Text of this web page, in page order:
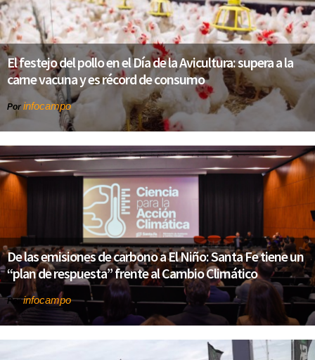
El festejo del pollo en el Día de la Avicultura: supera a la
carne vacuna y es récord de consumo
Por infocampo
De las emisiones de carbono a El Niño: Santa Fe tiene un
“plan de respuesta” frente al Cambio Climático
Porinfocampo